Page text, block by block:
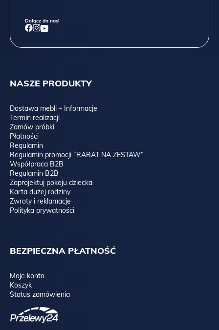
WHITE OAK, czyli lite drewno dębowe, bielone, olejowane:
NASZE PRODUKTY
Dostawa mebli – Informacje
Termin realizacji
Zamów próbki
Płatności
Regulamin
Regulamin promocji “RABAT NA ZESTAW”
Współpraca B2B
Regulamin B2B
Zaprojektuj pokoju dziecka
Karta dużej rodziny
Zwroty i reklamacje
Polityka prywatności
BEZPIECZNA PŁATNOŚĆ
Moje konto
Koszyk
Status zamówienia
Dołącz do nas!